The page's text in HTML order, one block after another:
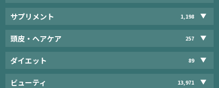
サプリメント 1,198
頭皮・ヘアケア 257
ダイエット 89
ビューティ 13,971